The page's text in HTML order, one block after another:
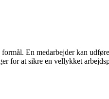
En medarbejder kan
for at sikre en vellykket